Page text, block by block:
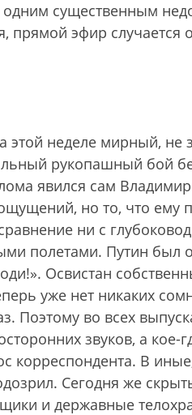
существенным
прямой эфир случается
этой неделе мирный, не
рукопашный бой
явился сам
но то, что ему
ни с
полетами. Путин был
Освистан
уже нет никаких
Поэтому во всех
звуков, а кое-
корреспондента. В
Сегодня же
и державные